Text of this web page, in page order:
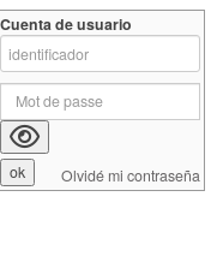
Cuenta de usuario
Olvidé mi contraseña